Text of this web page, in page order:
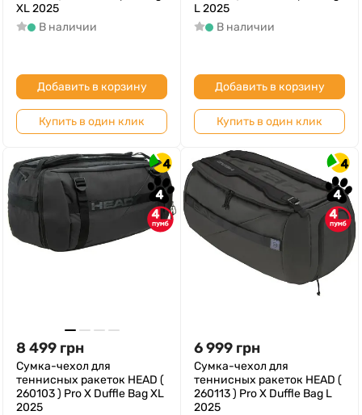
XL 2025
В наличии
Добавить в корзину
Купить в один клик
L 2025
В наличии
Добавить в корзину
Купить в один клик
4
4
4
8 499 грн
Сумка-чехол для
теннисных ракеток HEAD (
260103 ) Pro X Duffle Bag XL
2025
4
4
4
6 999 грн
Сумка-чехол для
теннисных ракеток HEAD (
260113 ) Pro X Duffle Bag L
2025